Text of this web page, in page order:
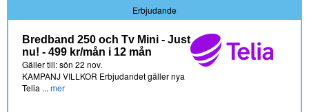
Erbjudande
Bredband 250 och Tv Mini - Just
nu! - 499 kr/mån i 12 mån
Gäller till: sön 22 nov.
KAMPANJ VILLKOR Erbjudandet gäller nya
Telia ... mer